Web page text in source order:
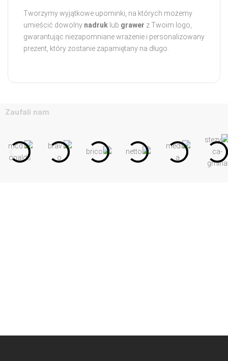
Tworzymy wyjątkowe upominki, na których możemy
umieścić dowolny nadruk lub grawer z Twoim logo,
gwarantując niezapomniane wrażenie i personalizowany
prezent, który zostanie zapamiętany na długo.
Zaufali nam